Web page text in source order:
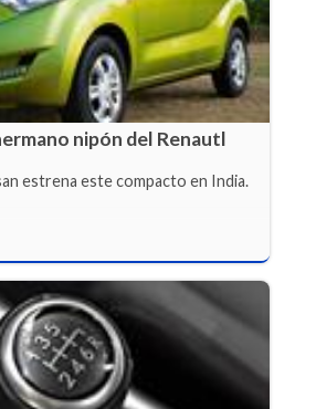
nipón del Renautl
estrena este compacto en India.